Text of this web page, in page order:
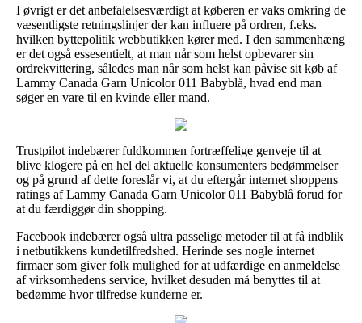
I øvrigt er det anbefalelsesværdigt at køberen er vaks omkring de
væsentligste retningslinjer der kan influere på ordren, f.eks.
hvilken byttepolitik webbutikken kører med. I den sammenhæng
er det også essesentielt, at man når som helst opbevarer sin
ordrekvittering, således man når som helst kan påvise sit køb af
Lammy Canada Garn Unicolor 011 Babyblå, hvad end man
søger en vare til en kvinde eller mand.
Trustpilot indebærer fuldkommen fortræffelige genveje til at
blive klogere på en hel del aktuelle konsumenters bedømmelser
og på grund af dette foreslår vi, at du eftergår internet shoppens
ratings af Lammy Canada Garn Unicolor 011 Babyblå forud for
at du færdiggør din shopping.
Facebook indebærer også ultra passelige metoder til at få indblik
i netbutikkens kundetilfredshed. Herinde ses nogle internet
firmaer som giver folk mulighed for at udfærdige en anmeldelse
af virksomhedens service, hvilket desuden må benyttes til at
bedømme hvor tilfredse kunderne er.